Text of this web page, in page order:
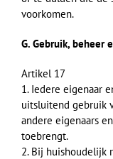
voorkomen.
G. Gebruik, beheer
Artikel 17
1. Iedere eigenaar
uitsluitend gebruik
andere eigenaars
toebrengt.
2. Bij huishoudelijk